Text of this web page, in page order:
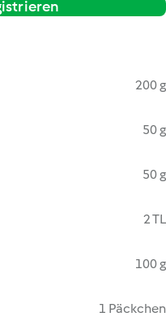
200 g
50 g
50 g
2 TL
100 g
1 Päckchen